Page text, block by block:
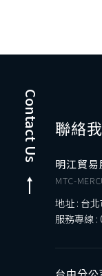
Contact Us 聯絡
明江貿
MTC-
地址 : 台
服務專線 :